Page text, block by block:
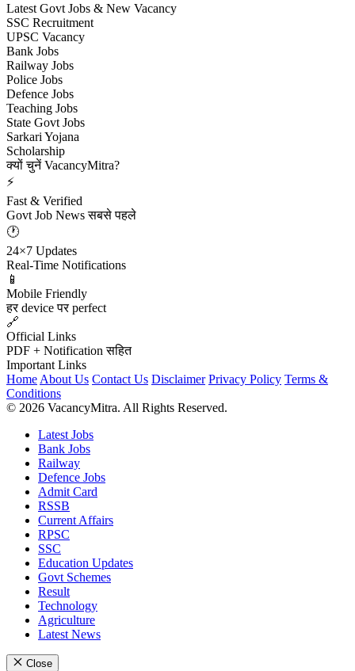
Latest Govt Jobs & New Vacancy
SSC Recruitment
UPSC Vacancy
Bank Jobs
Railway Jobs
Police Jobs
Defence Jobs
Teaching Jobs
State Govt Jobs
Sarkari Yojana
Scholarship
क्यों चुनें VacancyMitra?
⚡
Fast & Verified
Govt Job News सबसे पहले
🕐
24×7 Updates
Real-Time Notifications
📱
Mobile Friendly
हर device पर perfect
🔗
Official Links
PDF + Notification सहित
Important Links
Home About Us Contact Us Disclaimer Privacy Policy Terms &
Conditions
© 2026 VacancyMitra. All Rights Reserved.
Latest Jobs
Bank Jobs
Railway
Defence Jobs
Admit Card
RSSB
Current Affairs
RPSC
SSC
Education Updates
Govt Schemes
Result
Technology
Agriculture
Latest News
Close